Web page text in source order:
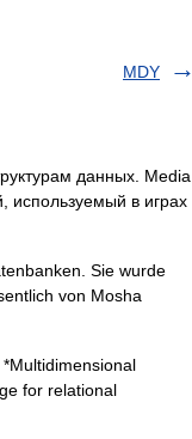
MDY
данных. Media
в играх
Sie wurde
von Mosha
for relational